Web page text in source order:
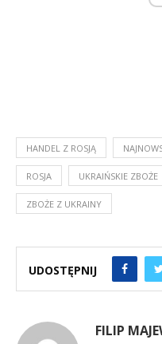
HANDEL Z ROSJĄ
ROSJA UKRAIŃSKIE ZBOŻE
ZBOŻE Z UKRAINY
UDOSTĘPNIJ
FILIP